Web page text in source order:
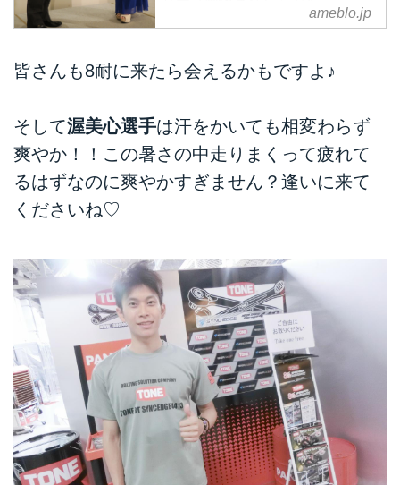
ameblo.jp
皆さんも8耐に来たら会えるかもですよ♪
そして渥美心選手は汗をかいても相変わらず
爽やか！！この暑さの中走りまくって疲れて
るはずなのに爽やかすぎません？逢いに来て
くださいね♡